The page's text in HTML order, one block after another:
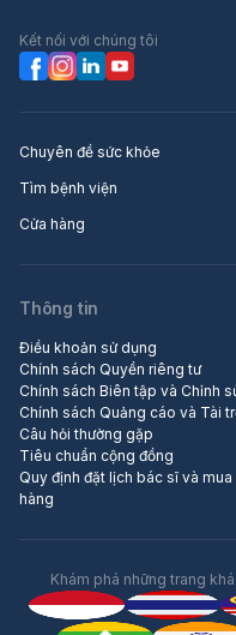
Kết nối với chúng tôi
Chuyên đề sức khỏe
Tìm bệnh viện
Cửa hàng
Thông tin
Điều khoản sử dụng
Chính sách Quyền riêng tư
Chính sách Biên tập và Chỉnh
Chính sách Quảng cáo và Tài
Câu hỏi thường gặp
Tiêu chuẩn cộng đồng
Quy định đặt lịch bác sĩ và mua
hàng
Khám phá những trang